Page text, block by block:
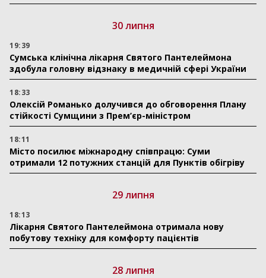
30 липня
19:39
Сумська клінічна лікарня Святого Пантелеймона
здобула головну відзнаку в медичній сфері України
18:33
Олексій Романько долучився до обговорення Плану
стійкості Сумщини з Прем’єр-міністром
18:11
Місто посилює міжнародну співпрацю: Суми
отримали 12 потужних станцій для Пунктів обігріву
29 липня
18:13
Лікарня Святого Пантелеймона отримала нову
побутову техніку для комфорту пацієнтів
28 липня